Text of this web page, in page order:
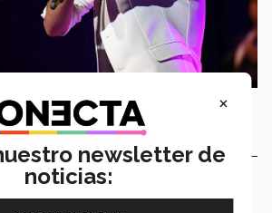
cantando "Eres perfecta para mí".
×
newsletter de
noticias: